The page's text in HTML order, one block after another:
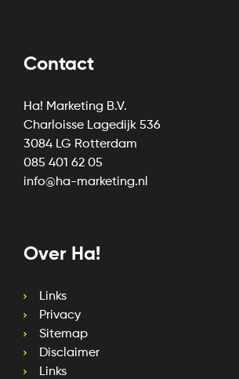
Over Ha!
Links
Privacy
Sitemap
Disclaimer
Links
Contact
Ha! Marketing B.V.
Charloisse Lagedijk 536
3084 LG Rotterdam
085 401 62 05
info@ha-marketing.nl